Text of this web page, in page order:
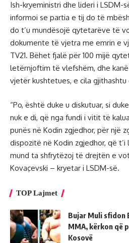
Ish-kryeministri dhe lideri i LSDM-
informoi se partia e tij do të
do t’u mundësojë qytetarëve të
dokumente të vjetra me emrin e
TV21. Bëhet fjalë për 100 mijë
letërnjoftim të vlefshëm, dhe
vjetër kushtetues, e cila
“Po, është duke u diskutuar, si
nuk e di, që nga fundi i vitit të
punës në Kodin zgjedhor, për një
dispozitë në Kodin zgjedhor, që
mund ta shfrytëzoj të drejtën e
Kovaçevski – kryetar i LSDM-së.
TOP Lajmet
Bujar Muli sfidon
MMA, kërkon që
Kosovë